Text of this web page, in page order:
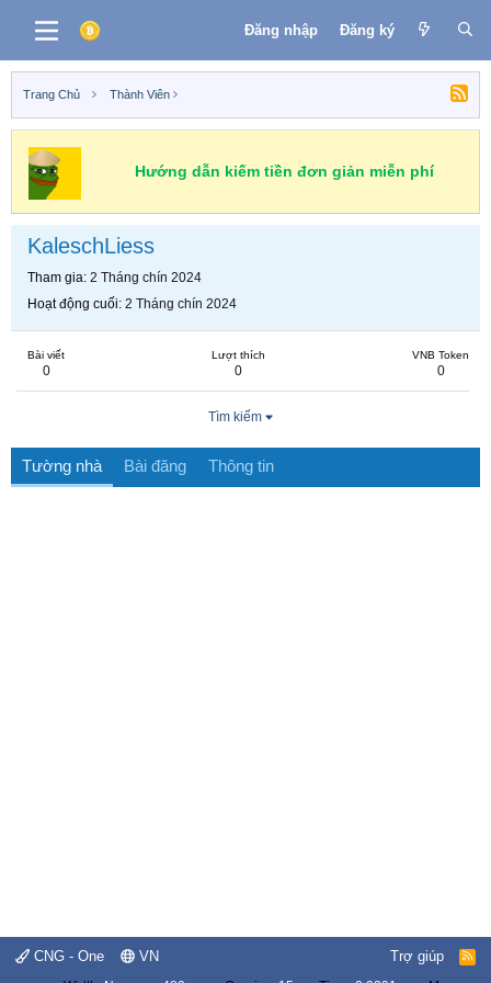
Đăng nhập Đăng ký
Trang Chủ Thành Viên
Hướng dẫn kiếm tiền đơn giản miễn phí
KaleschLiess
Tham gia 2 Tháng chín 2024
Hoạt động cuối 2 Tháng chín 2024
Bài viết
0
Lượt thích
0
VNB Token
0
Tìm kiếm
Tường nhà Bài đăng Thông tin
CNG - One VN Trợ giúp
R